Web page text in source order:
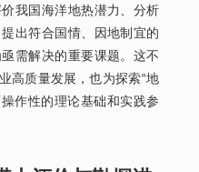
我国海洋地热潜力、分析
出符合国情、因地制宜的
需解决的重要课题。这不
高质量发展，也为探索“地
作性的理论基础和实践参